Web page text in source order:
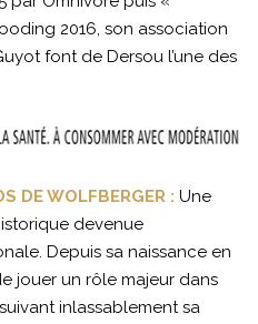
2016, son association
font de Dersou l’une des
DE WOLFBERGER : Une
devenue
Depuis sa naissance en
jouer un rôle majeur dans
inlassablement sa